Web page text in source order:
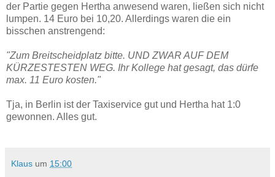
der Partie gegen Hertha anwesend waren, ließen sich nicht
lumpen. 14 Euro bei 10,20. Allerdings waren die ein
bisschen anstrengend:
"Zum Breitscheidplatz bitte. UND ZWAR AUF DEM
KÜRZESTESTEN WEG. Ihr Kollege hat gesagt, das dürfe
max. 11 Euro kosten."
Tja, in Berlin ist der Taxiservice gut und Hertha hat 1:0
gewonnen. Alles gut.
Klaus um 15:00